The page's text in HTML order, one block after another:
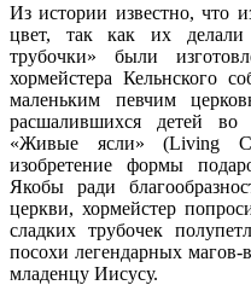
Из истории известно, что
цвет, так как их делали
трубочки» были
хормейстера Кельнского
маленьким певчим
расшалившихся детей во
«Живые ясли» (Living
изобретение формы
Якобы ради
церкви, хормейстер
сладких трубочек
посохи легендарных
младенцу Иисусу.